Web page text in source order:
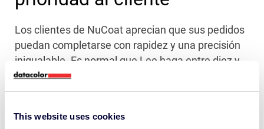
This website uses cookies
Los clientes de NuCoat aprecian que sus pedidos
puedan completarse con rapidez y una precisión
inigualable. Es normal que Lee haga entre diez y
veinte combinaciones de color personalizadas a la
semana. “Para mis clientes es enorme poder
trabajo y entregarlo rápidamente”, dice Lee. “Ser